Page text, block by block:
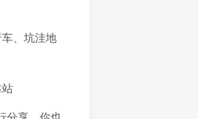
、坑洼地